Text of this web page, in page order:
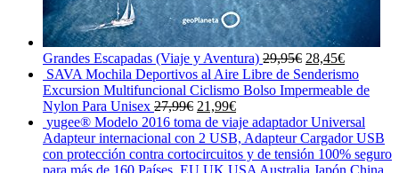
Grandes Escapadas (Viaje y Aventura) 29,95€ El
precio
original
29,95€.
28,45€El
precio
actual
28,45€.
SAVA Mochila Deportivos al Aire Libre de Senderismo
Excursion Multifuncional Ciclismo Bolso Impermeable de
Nylon Para Unisex 27,99€ El
precio
original
era:
27,99€.
21,99€El
precio
actual
es:
21,99€.
yugee® Modelo 2016 toma de viaje adaptador Universal
Adapteur internacional con 2 USB, Adapteur Cargador USB
con protección contra cortocircuitos y de tensión 100% seguro
para más de 160 Países, EU UK USA Australia Japón China